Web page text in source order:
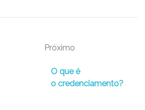
Próximo
O que é
o credenciamento?